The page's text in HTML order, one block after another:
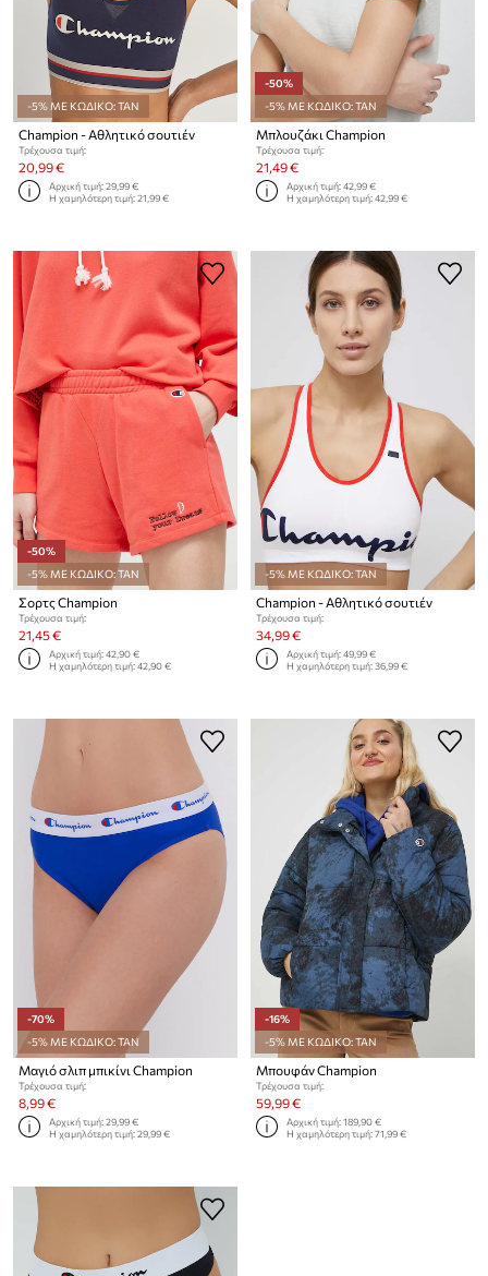
-5% ΜΕ ΚΩΔΙΚΟ: TAN
Champion - Αθλητικό σουτιέν
Τρέχουσα τιμή:
20,99 €
Αρχική τιμή:29,99 €
Η χαμηλότερη τιμή:21,99 €
-50%
-5% ΜΕ ΚΩΔΙΚΟ: TAN
Μπλουζάκι Champion
Τρέχουσα τιμή:
21,49 €
Αρχική τιμή:42,99 €
Η χαμηλότερη τιμή:42,99 €
-50%
-5% ΜΕ ΚΩΔΙΚΟ: TAN
Σορτς Champion
Τρέχουσα τιμή:
21,45 €
Αρχική τιμή:42,90 €
Η χαμηλότερη τιμή:42,90 €
-5% ΜΕ ΚΩΔΙΚΟ: TAN
Champion - Αθλητικό σουτιέν
Τρέχουσα τιμή:
34,99 €
Αρχική τιμή:49,99 €
Η χαμηλότερη τιμή:36,99 €
-70%
-5% ΜΕ ΚΩΔΙΚΟ: TAN
Μαγιό σλιπ μπικίνι Champion
Τρέχουσα τιμή:
8,99 €
Αρχική τιμή:29,99 €
Η χαμηλότερη τιμή:29,99 €
-16%
-5% ΜΕ ΚΩΔΙΚΟ: TAN
Μπουφάν Champion
Τρέχουσα τιμή:
59,99 €
Αρχική τιμή:189,90 €
Η χαμηλότερη τιμή:71,99 €